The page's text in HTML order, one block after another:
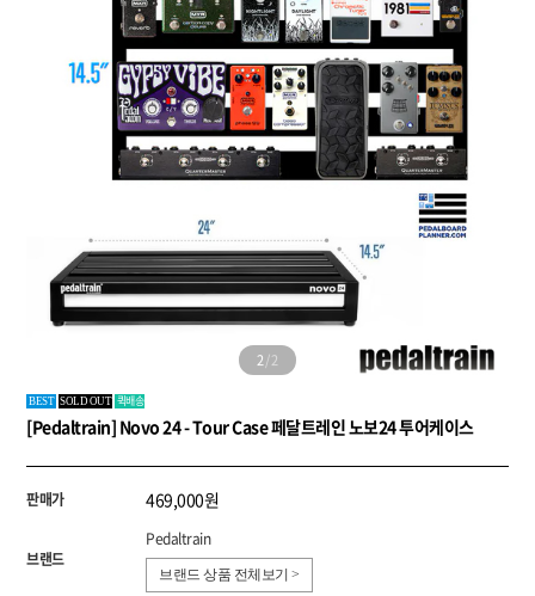
1/2
BEST SOLD OUT 퀵배송
[Pedaltrain] Novo 24 - Tour Case 페달트레인 노보24 투어케이스
판매가 469,000원
브랜드
Pedaltrain
브랜드 상품 전체보기 >